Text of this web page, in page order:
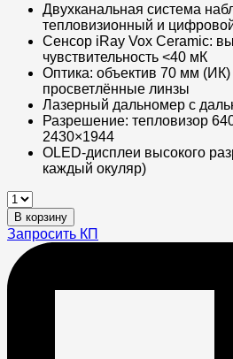
Двухканальная система
тепловизионный и
Сенсор iRay Vox Ceramic:
чувствительность <40 мК
Оптика: объектив 70 мм
просветлённые линзы
Лазерный дальномер с
Разрешение: тепловизор
2430×1944
OLED-дисплеи высокого
каждый окуляр)
Тепловизионный
бинокль
iRay
xFuse
PT-
F
quantity
В корзину
Запросить КП